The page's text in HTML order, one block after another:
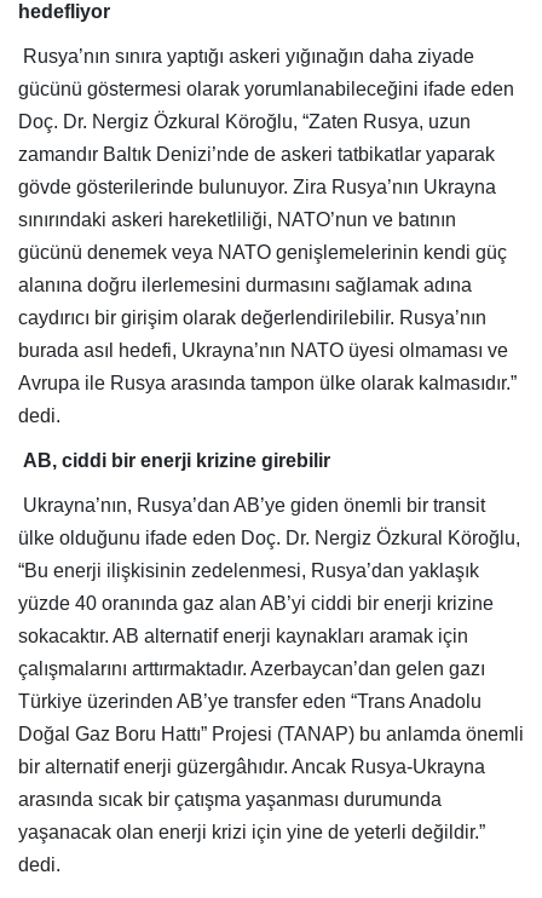
hedefliyor
Rusya’nın sınıra yaptığı askeri yığınağın daha ziyade
gücünü göstermesi olarak yorumlanabileceğini ifade eden
Doç. Dr. Nergiz Özkural Köroğlu, “Zaten Rusya, uzun
zamandır Baltık Denizi’nde de askeri tatbikatlar yaparak
gövde gösterilerinde bulunuyor. Zira Rusya’nın Ukrayna
sınırındaki askeri hareketliliği, NATO’nun ve batının
gücünü denemek veya NATO genişlemelerinin kendi güç
alanına doğru ilerlemesini durmasını sağlamak adına
caydırıcı bir girişim olarak değerlendirilebilir. Rusya’nın
burada asıl hedefi, Ukrayna’nın NATO üyesi olmaması ve
Avrupa ile Rusya arasında tampon ülke olarak kalmasıdır.”
dedi.
AB, ciddi bir enerji krizine girebilir
Ukrayna’nın, Rusya’dan AB’ye giden önemli bir transit
ülke olduğunu ifade eden Doç. Dr. Nergiz Özkural Köroğlu,
“Bu enerji ilişkisinin zedelenmesi, Rusya’dan yaklaşık
yüzde 40 oranında gaz alan AB’yi ciddi bir enerji krizine
sokacaktır. AB alternatif enerji kaynakları aramak için
çalışmalarını arttırmaktadır. Azerbaycan’dan gelen gazı
Türkiye üzerinden AB’ye transfer eden “Trans Anadolu
Doğal Gaz Boru Hattı” Projesi (TANAP) bu anlamda önemli
bir alternatif enerji güzergâhıdır. Ancak Rusya-Ukrayna
arasında sıcak bir çatışma yaşanması durumunda
yaşanacak olan enerji krizi için yine de yeterli değildir.”
dedi.